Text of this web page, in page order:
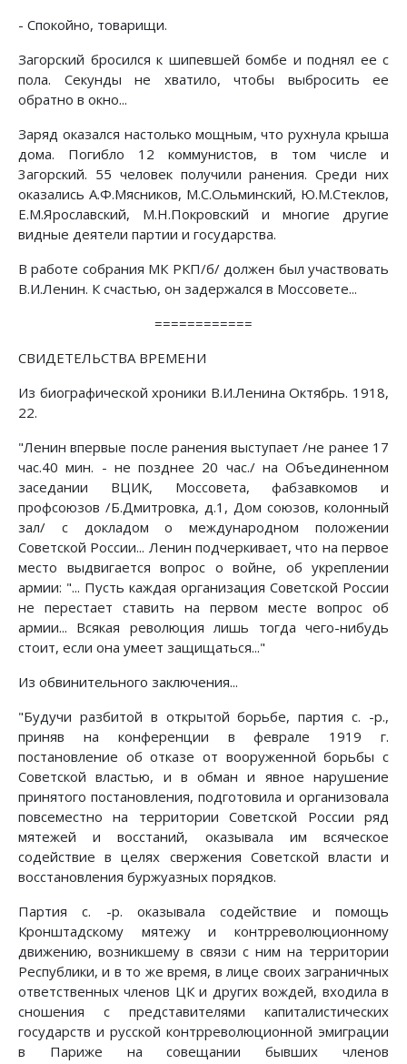
- Спокойно, товарищи.
Загорский бросился к шипевшей бомбе и поднял ее с
пола. Секунды не хватило, чтобы выбросить ее
обратно в окно...
Заряд оказался настолько мощным, что рухнула крыша
дома. Погибло 12 коммунистов, в том числе и
3агорский. 55 человек получили ранения. Среди них
оказались А.Ф.Мясников, М.С.Ольминский, Ю.М.Стеклов,
Е.М.Ярославский, М.Н.Покровский и многие другие
видные деятели партии и государства.
В работе собрания МК РКП/б/ должен был участвовать
В.И.Ленин. К счастью, он задержался в Моссовете...
============
СВИДЕТЕЛЬСТВА ВРЕМЕНИ
Из биографической хроники В.И.Ленина Октябрь. 1918,
22.
"Ленин впервые после ранения выступает /не ранее 17
час.40 мин. - не позднее 20 час./ на Объединенном
заседании ВЦИК, Моссовета, фабзавкомов и
профсоюзов /Б.Дмитровка, д.1, Дом союзов, колонный
зал/ с докладом о международном положении
Советской России... Ленин подчеркивает, что на первое
место выдвигается вопрос о войне, об укреплении
армии: "... Пусть каждая организация Советской России
не перестает ставить на первом месте вопрос об
армии... Всякая революция лишь тогда чего-нибудь
стоит, если она умеет защищаться..."
Из обвинительного заключения...
"Будучи разбитой в открытой борьбе, партия с. -р.,
приняв на конференции в феврале 1919 г.
постановление об отказе от вооруженной борьбы с
Советской властью, и в обман и явное нарушение
принятого постановления, подготовила и организовала
повсеместно на территории Советской России ряд
мятежей и восстаний, оказывала им всяческое
содействие в целях свержения Советской власти и
восстановления буржуазных порядков.
Партия с. -р. оказывала содействие и помощь
Кронштадскому мятежу и контрреволюционному
движению, возникшему в связи с ним на территории
Республики, и в то же время, в лице своих заграничных
ответственных членов ЦК и других вождей, входила в
сношения с представителями капиталистических
государств и русской контрреволюционной эмиграции
в Париже на совещании бывших членов